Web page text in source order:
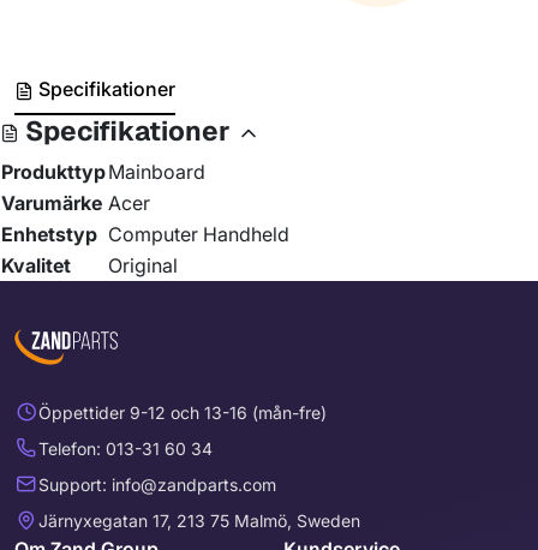
Specifikationer
Specifikationer
ProdukttypMainboard
Varumärke Acer
Enhetstyp Computer Handheld
Kvalitet
Original
Öppettider 9-12 och 13-16 (mån-fre)
Telefon: 013-31 60 34
Support: info@zandparts.com
Järnyxegatan 17, 213 75 Malmö, Sweden